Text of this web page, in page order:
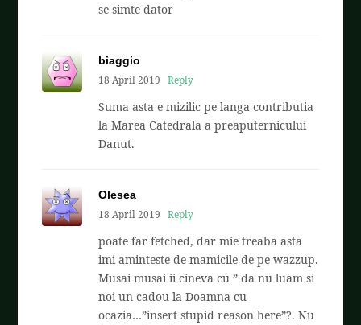
se simte dator
biaggio
18 April 2019
Reply
Suma asta e mizilic pe langa contributia
la Marea Catedrala a preaputernicului
Danut.
Olesea
18 April 2019
Reply
poate far fetched, dar mie treaba asta
imi aminteste de mamicile de pe wazzup.
Musai musai ii cineva cu ” da nu luam si
noi un cadou la Doamna cu
ocazia…”insert stupid reason here”?. Nu